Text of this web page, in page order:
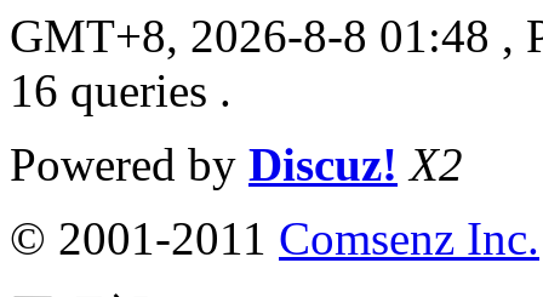
GMT+8, 2026-8-8 01:48 ,
16 queries .
Powered by Discuz! X2
© 2001-2011 Comsenz Inc.